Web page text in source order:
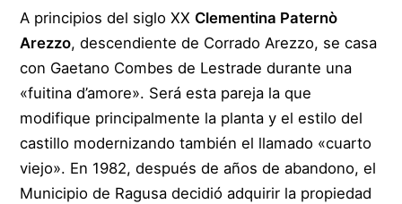
A principios del siglo XX Clementina Paternò
Arezzo, descendiente de Corrado Arezzo, se casa
con Gaetano Combes de Lestrade durante una
«fuitina d’amore». Será esta pareja la que
modifique principalmente la planta y el estilo del
castillo modernizando también el llamado «cuarto
viejo». En 1982, después de años de abandono, el
Municipio de Ragusa decidió adquirir la propiedad